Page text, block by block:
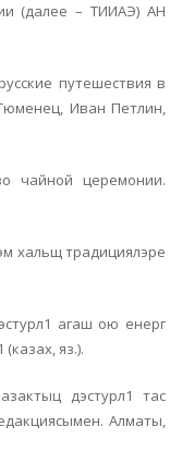
(далее – ТИИАЭ) АН
путешествия в
Иван Петлин,
чайной церемонии.
хальщ традициялэре
агаш ою енерг
яз.).
дэстурл1 тас
Алматы,